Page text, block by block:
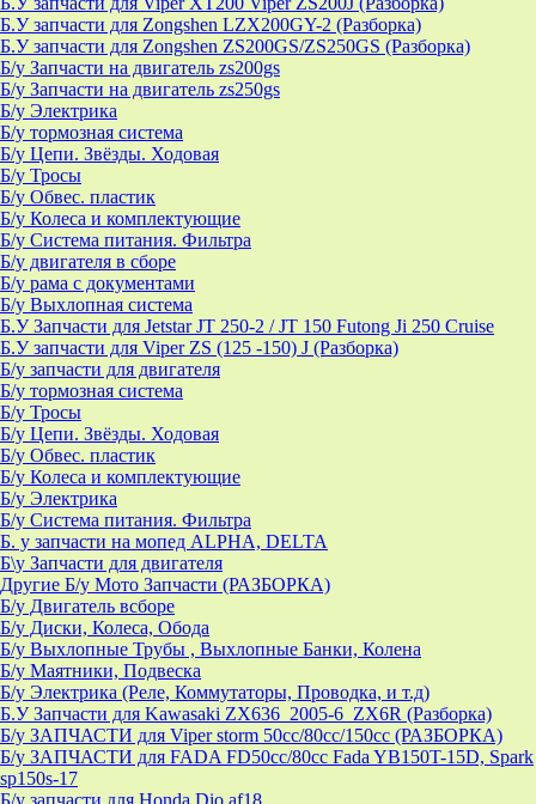
Б.У запчасти для Zongshen LZX200GY-2 (Разборка)
Б.У запчасти для Zongshen ZS200GS/ZS250GS (Разборка)
Б/у Запчасти на двигатель zs200gs
Б/у Запчасти на двигатель zs250gs
Б/у Электрика
Б/у тормозная система
Б/у Цепи. Звёзды. Ходовая
Б/у Тросы
Б/у Обвес. пластик
Б/у Колеса и комплектующие
Б/у Система питания. Фильтра
Б/у двигателя в сборе
Б/у рама с документами
Б/у Выхлопная система
Б.У Запчасти для Jetstar JT 250-2 / JT 150 Futong Ji 250 Cruise
Б.У запчасти для Viper ZS (125 -150) J (Разборка)
Б/у запчасти для двигателя
Б/у тормозная система
Б/у Тросы
Б/у Цепи. Звёзды. Ходовая
Б/у Обвес. пластик
Б/у Колеса и комплектующие
Б/у Электрика
Б/у Система питания. Фильтра
Б. у запчасти на мопед ALPHA, DELTA
Б\у Запчасти для двигателя
Другие Б/у Мото Запчасти (РАЗБОРКА)
Б/у Двигатель всборе
Б/у Диски, Колеса, Обода
Б/у Выхлопные Трубы , Выхлопные Банки, Колена
Б/у Маятники, Подвеска
Б/у Электрика (Реле, Коммутаторы, Проводка, и т.д)
Б.У Запчасти для Kawasaki ZX636_2005-6_ZX6R (Разборка)
Б/у ЗАПЧАСТИ для Viper storm 50cc/80cc/150cc (РАЗБОРКА)
Б/у ЗАПЧАСТИ для FADA FD50cc/80cc Fada YB150T-15D, Spark
sp150s-17